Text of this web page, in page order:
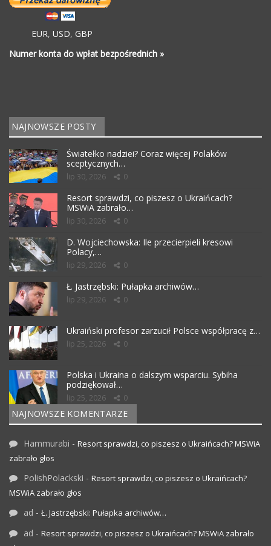
EUR, USD, GBP
Numer konta do wpłat bezpośrednich »
NAJNOWSZE POSTY
Światełko nadziei? Coraz więcej Polaków
sceptycznych…
lip 30, 2026 0
Resort sprawdzi, co piszesz o Ukraińcach?
MSWiA zabrało…
lip 30, 2026 0
D. Wojciechowska: Ile przecierpieli kresowi
Polacy,…
lip 29, 2026 0
Ł. Jastrzębski: Pułapka archiwów…
lip 29, 2026 0
Ukraiński profesor zarzucił Polsce współpracę z…
lip 25, 2026 0
Polska i Ukraina o dalszym wsparciu. Sybiha
podziękował…
lip 25, 2026 0
NAJNOWSZE KOMENTARZE
Hammurabi - Resort sprawdzi, co piszesz o Ukraińcach? MSWiA
zabrało głos
PolishPolackski - Resort sprawdzi, co piszesz o Ukraińcach?
MSWiA zabrało głos
ad - Ł. Jastrzębski: Pułapka archiwów…
ad - Resort sprawdzi, co piszesz o Ukraińcach? MSWiA zabrało